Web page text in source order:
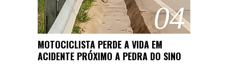
04
MOTOCICLISTA PERDE A VIDA EM
ACIDENTE PRÓXIMO A PEDRA DO SINO